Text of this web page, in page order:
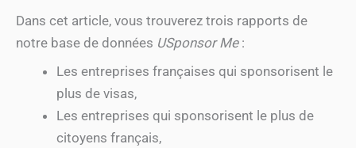
Dans cet article, vous trouverez trois rapports de
notre base de données USponsor Me:
Les entreprises françaises qui sponsorisent le
plus de visas,
Les entreprises qui sponsorisent le plus de
citoyens français,